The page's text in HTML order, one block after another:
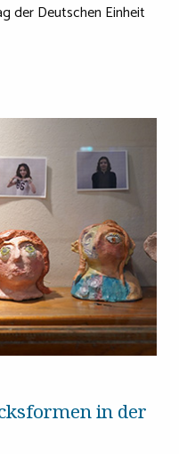
der Deutschen Einheit
in der